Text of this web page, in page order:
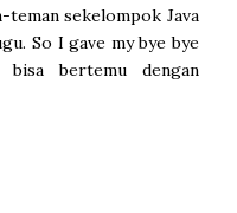
teman sekelompok Java
So I gave my bye bye
bisa bertemu dengan